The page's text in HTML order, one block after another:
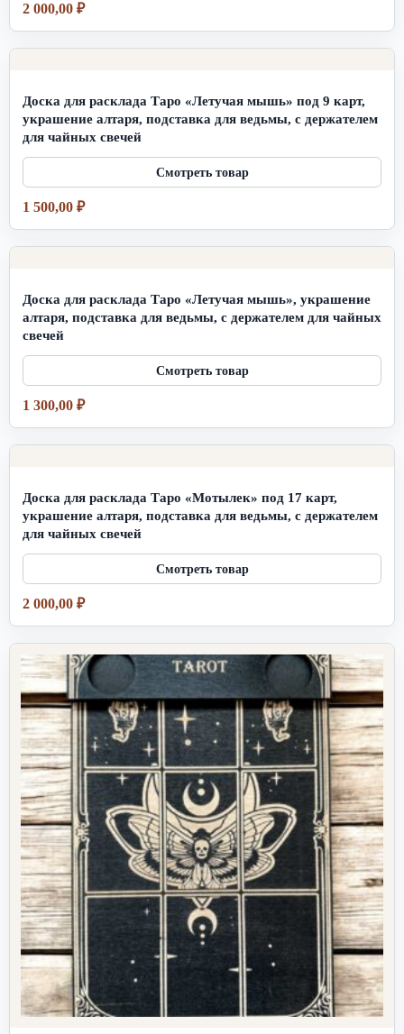
2 000,00 ₽
Доска для расклада Таро «Летучая мышь» под 9 карт,
украшение алтаря, подставка для ведьмы, с держателем
для чайных свечей
1 500,00 ₽
Доска для расклада Таро «Летучая мышь», украшение
алтаря, подставка для ведьмы, с держателем для чайных
свечей
1 300,00 ₽
Доска для расклада Таро «Мотылек» под 17 карт,
украшение алтаря, подставка для ведьмы, с держателем
для чайных свечей
2 000,00 ₽